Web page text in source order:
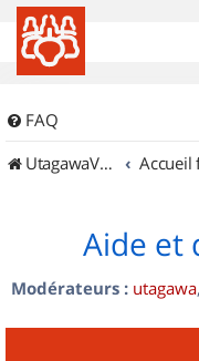
FAQ
UtagawaVTT (Randos VTT et VTTAE avec traces GPS)
Accueil
Aide et
Modérateurs : utagawa,